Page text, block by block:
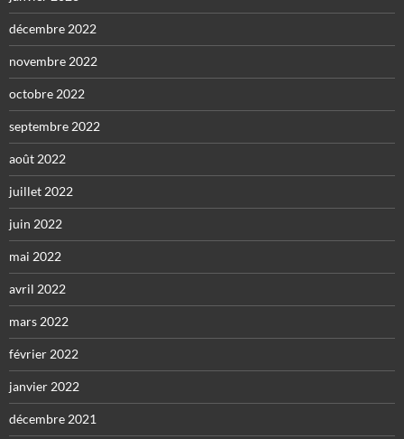
décembre 2022
novembre 2022
octobre 2022
septembre 2022
août 2022
juillet 2022
juin 2022
mai 2022
avril 2022
mars 2022
février 2022
janvier 2022
décembre 2021